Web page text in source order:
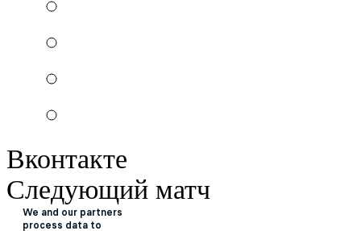
Вконтакте
Следующий матч